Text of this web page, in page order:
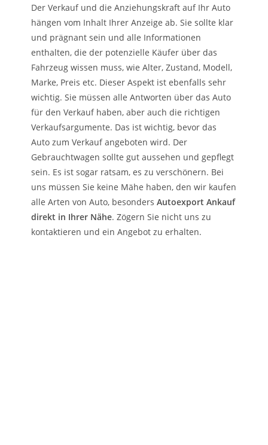
Der Verkauf und die Anziehungskraft auf Ihr Auto
hängen vom Inhalt Ihrer Anzeige ab. Sie sollte klar
und prägnant sein und alle Informationen
enthalten, die der potenzielle Käufer über das
Fahrzeug wissen muss, wie Alter, Zustand, Modell,
Marke, Preis etc. Dieser Aspekt ist ebenfalls sehr
wichtig. Sie müssen alle Antworten über das Auto
für den Verkauf haben, aber auch die richtigen
Verkaufsargumente. Das ist wichtig, bevor das
Auto zum Verkauf angeboten wird. Der
Gebrauchtwagen sollte gut aussehen und gepflegt
sein. Es ist sogar ratsam, es zu verschönern. Bei
uns müssen Sie keine Mähe haben, den wir kaufen
alle Arten von Auto, besondersAutoexport Ankauf
direkt in Ihrer Nähe. Zögern Sie nicht uns zu
kontaktieren und ein Angebot zu erhalten.